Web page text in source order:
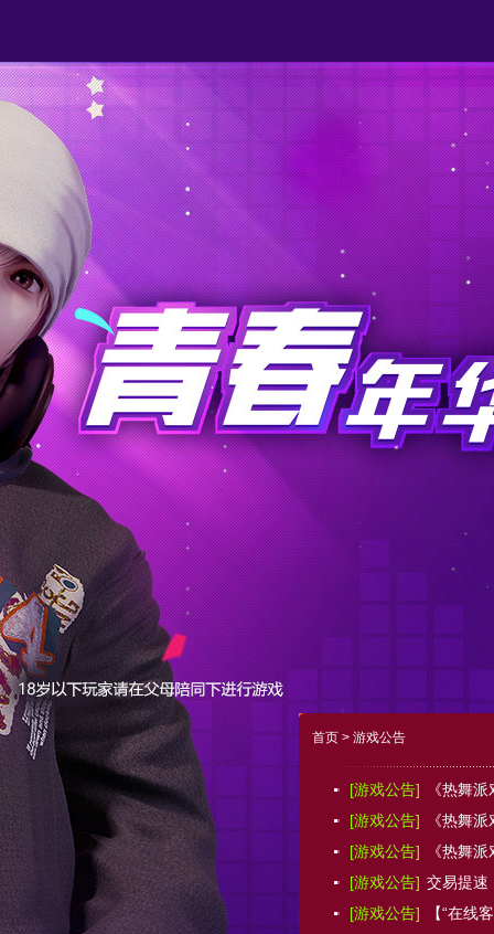
首页 > 游戏公告
[游戏公告]
《热舞
[游戏公告]
《热舞
[游戏公告]
《热舞
[游戏公告] 交易提
[游戏公告]
【“在线